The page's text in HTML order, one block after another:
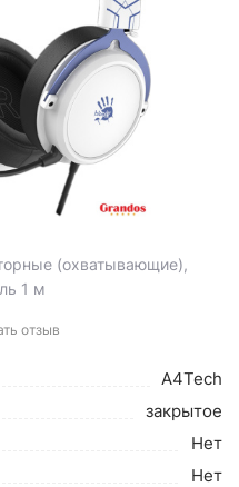
(охватывающие),
1 м
отзыв
A4Tech
закрытое
Нет
Нет